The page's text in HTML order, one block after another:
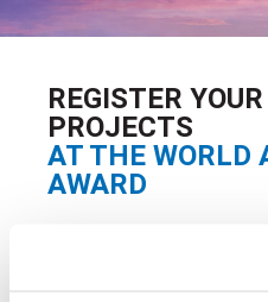
REGISTER
PROJECTS
AT THE WORLD
AWARD